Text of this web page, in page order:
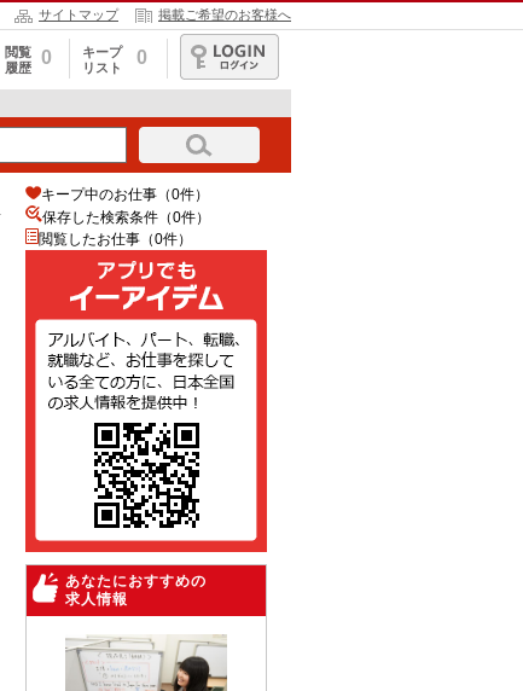
サイトマップ 掲載ご希望のお客様へ
閲覧
履歴
0
キープ
リスト
0
ログイン
キープ中のお仕事（0件）
保存した検索条件（0件）
閲覧したお仕事（0件）
あなたにおすすめの
求人情報